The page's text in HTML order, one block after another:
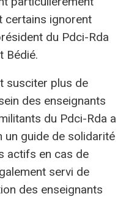
certains ignorent
du Pdci-Rda
Bédié.
susciter plus de
des enseignants
du Pdci-Rda a
un guide de solidarité
actifs en cas de
servi de
des enseignants